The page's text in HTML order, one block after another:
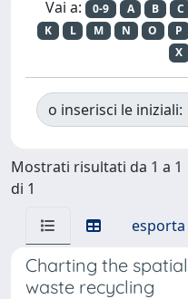
Vai a: 0-9 A B C
K
L M N O P
X
o inserisci le iniziali:
Mostrati risultati da 1 a 1
di 1
Charting the
waste recycling